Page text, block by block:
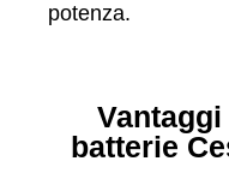
potenza.
batterie